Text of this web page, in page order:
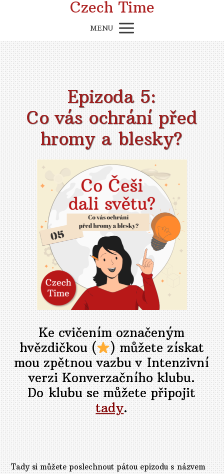
Czech Time
MENU
Epizoda 5:
Co vás ochrání před
hromy a blesky?
Ke cvičením označeným
hvězdičkou (
) můžete získat
mou zpětnou vazbu v Intenzivní
verzi Konverzačního klubu.
Do klubu se můžete připojit
tady.
Tady si můžete poslechnout pátou epizodu s názvem